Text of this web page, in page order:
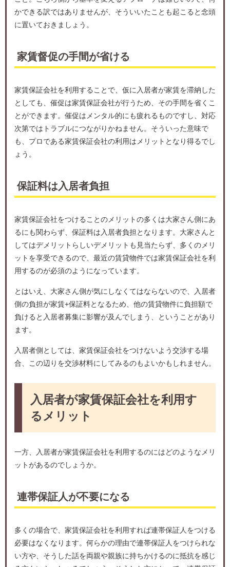
かできる訳ではありませんが、そういいたことも起こると念頭
に置いておきましょう。
家賃督促の手間が省ける
家賃保証会社を利用することで、仮に入居者が家賃を滞納した
としても、催促は家賃保証会社が行うため、その手間を省くこ
とができます。催促はメンタル的にも疲れるものですし、対応
次第ではトラブルにつながりかねません。そういった意味で
も、プロである家賃保証会社の利用はメリットとなり得るでし
ょう。
保証料は入居者負担
家賃保証会社をつけることのメリットの多くは大家さん側にあ
るにも関わらず、保証料は入居者負担となります。大家さんと
してはデメリットらしいデメリットも見当たらず、多くのメリ
ットを享受できるので、最近の賃貸物件では家賃保証会社を利
用するのが必須のようになっています。
とはいえ、大家さん側が気にしなくてはならないので、入居者
側の負担が家賃+保証料となるため、他の賃貸物件に負担額で
負けると入居者募集に影響が及んでしまう、ということがあり
ます。
入居者側としては、家賃保証会社をつけないよう交渉する場
合、この辺りを交渉材料にしてみるのもよいかもしれません。
入居者が家賃保証会社を利用す
るメリット
一方、入居者が家賃保証会社を利用するのにはどのようなメリ
ットがあるのでしょうか。
連帯保証人が不要になる
多くの場合で、家賃保証会社を利用すれば連帯保証人をつける
必要はなくなります。何らかの理由で連帯保証人をつけられな
い方や、そうした話を両親や親族に持ちかけるのに抵抗を感じ